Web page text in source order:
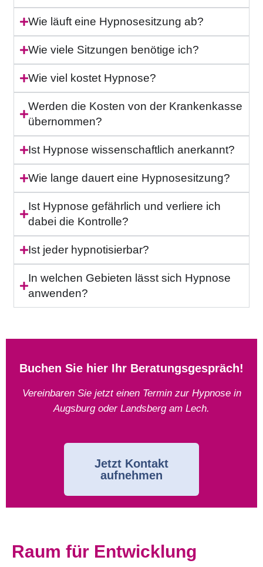
Wie läuft eine Hypnosesitzung ab?
Wie viele Sitzungen benötige ich?
Wie viel kostet Hypnose?
Werden die Kosten von der Krankenkasse
übernommen?
Ist Hypnose wissenschaftlich anerkannt?
Wie lange dauert eine Hypnosesitzung?
Ist Hypnose gefährlich und verliere ich
dabei die Kontrolle?
Ist jeder hypnotisierbar?
In welchen Gebieten lässt sich Hypnose
anwenden?
Buchen Sie hier Ihr Beratungsgespräch!
Vereinbaren Sie jetzt einen Termin zur Hypnose in
Augsburg oder Landsberg am Lech.
Jetzt Kontakt
aufnehmen
Raum für Entwicklung